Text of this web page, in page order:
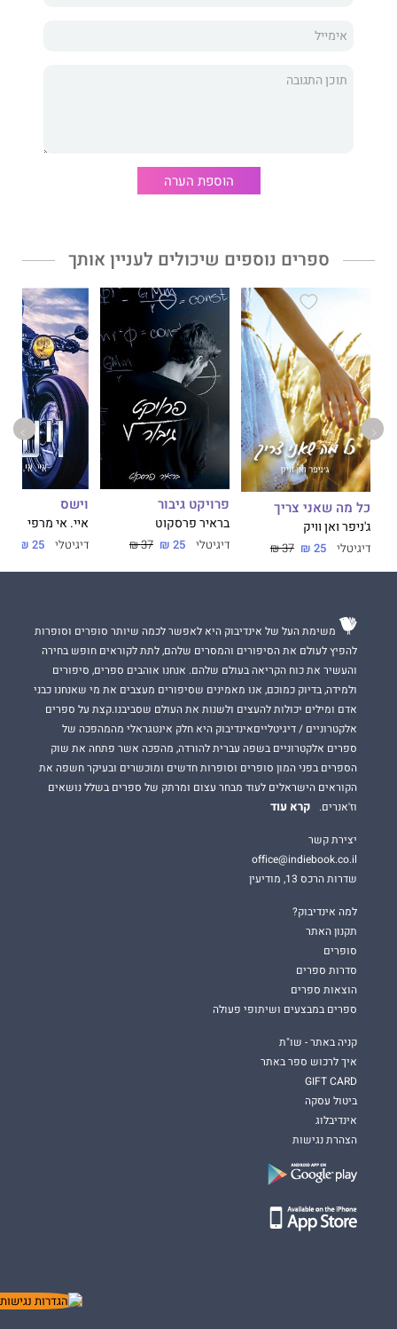
את הסודות שלי. אבל כשאני מחליטה להתעמת עם דוולין דרלינג,
הוספת הערה
ספרים נוספים שיכולים לעניין אותך
כל מה שאני צריך
ג'ניפר ואן וויק
דיגיטלי 25 ₪
37 ₪
פרויקט גיבור
בראיר פרסקוט
דיגיטלי 25 ₪
37 ₪
וישס
איי. אי מרפי
דיגיטלי 25 ₪
משימת העל של אינדיבוק היא לאפשר לכמה שיותר סופרים וסופרות
להפיץ לעולם את הסיפורים והמסרים שלהם, לתת לקוראים חופש בחירה
והעשיר את כוח הקריאה בעולם שלהם. אנחנו אוהבים ספרים, סיפורים
ולמידה, בדיוק כמוכם, אנו מאמינים שסיפורים מעצבים את מי שאנחנו כבני
אדם ומילים יכולות להעצים ולשנות את העולם שסביבנו.קצת על ספרים
אלקטרוניים / דיגיטלייםאינדיבוק היא חלק אינטגראלי מהמהפכה של
ספרים אלקטרוניים בשפה עברית להורדה, מהפכה אשר פתחה את שוק
הספרים בפני המון סופרים וסופרות חדשים ומוכשרים ובעיקר חשפה את
הקוראים הישראלים לעוד מבחר עצום ומרתק של ספרים בשלל נושאים
וז'אנרים.
קרא עוד
יצירת קשר
office@indiebook.co.il
שדרות הרכס 13, מודיעין
למה אינדיבוק?
תקנון האתר
סופרים
סדרות ספרים
הוצאות ספרים
ספרים במבצעים ושיתופי פעולה
קניה באתר - שו"ת
איך לרכוש ספר באתר
GIFT CARD
ביטול עסקה
אינדיבלוג
הצהרת נגישות